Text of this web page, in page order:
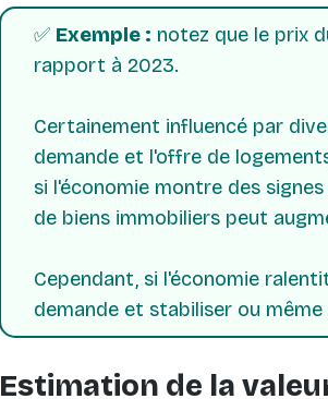
✅ Exemple : notez que le prix
rapport à 2023.
Certainement influencé par
demande et l'offre de
si l'économie montre des
de biens immobiliers peut
Cependant, si l'économie
demande et stabiliser ou même
Estimation de la